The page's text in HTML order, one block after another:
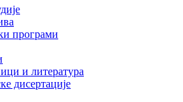
програми
и литература
дисертације